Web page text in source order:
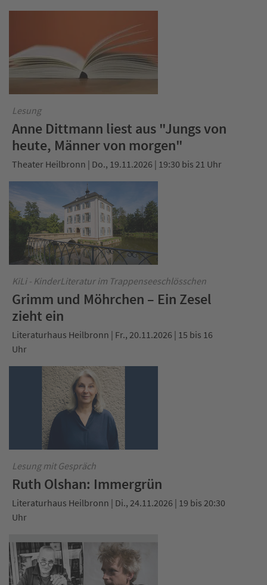
Lesung
Anne Dittmann liest aus "Jungs von
heute, Männer von morgen"
Theater Heilbronn | Do., 19.11.2026 | 19:30 bis 21 Uhr
KiLi - KinderLiteratur im Trappenseeschlösschen
Grimm und Möhrchen – Ein Zesel
zieht ein
Literaturhaus Heilbronn | Fr., 20.11.2026 | 15 bis 16
Uhr
Lesung mit Gespräch
Ruth Olshan: Immergrün
Literaturhaus Heilbronn | Di., 24.11.2026 | 19 bis 20:30
Uhr